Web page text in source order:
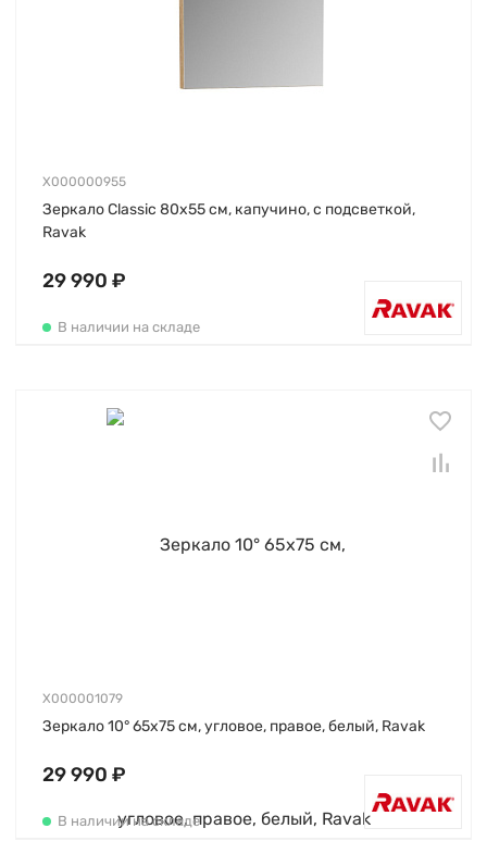
X000000955
Зеркало Classic 80х55 см, капучино, с подсветкой,
Ravak
29 990 ₽
В наличии на складе
X000001079
Зеркало 10° 65х75 см, угловое, правое, белый, Ravak
29 990 ₽
В наличии на складе